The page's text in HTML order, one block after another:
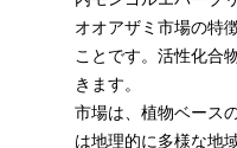
オオアザミ市場の特
ことです。活性化合
きます。
市場は、植物ベース
は地理的に多様な地